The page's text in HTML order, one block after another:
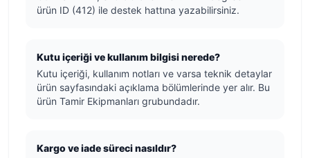
ürün ID (412) ile destek hattına yazabilirsiniz.
Kutu içeriği ve kullanım bilgisi nerede?
Kutu içeriği, kullanım notları ve varsa teknik detaylar
ürün sayfasındaki açıklama bölümlerinde yer alır. Bu
ürün Tamir Ekipmanları grubundadır.
Kargo ve iade süreci nasıldır?